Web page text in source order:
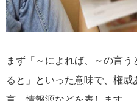
まず「～によれば、～の言
ると」といった意味で、権